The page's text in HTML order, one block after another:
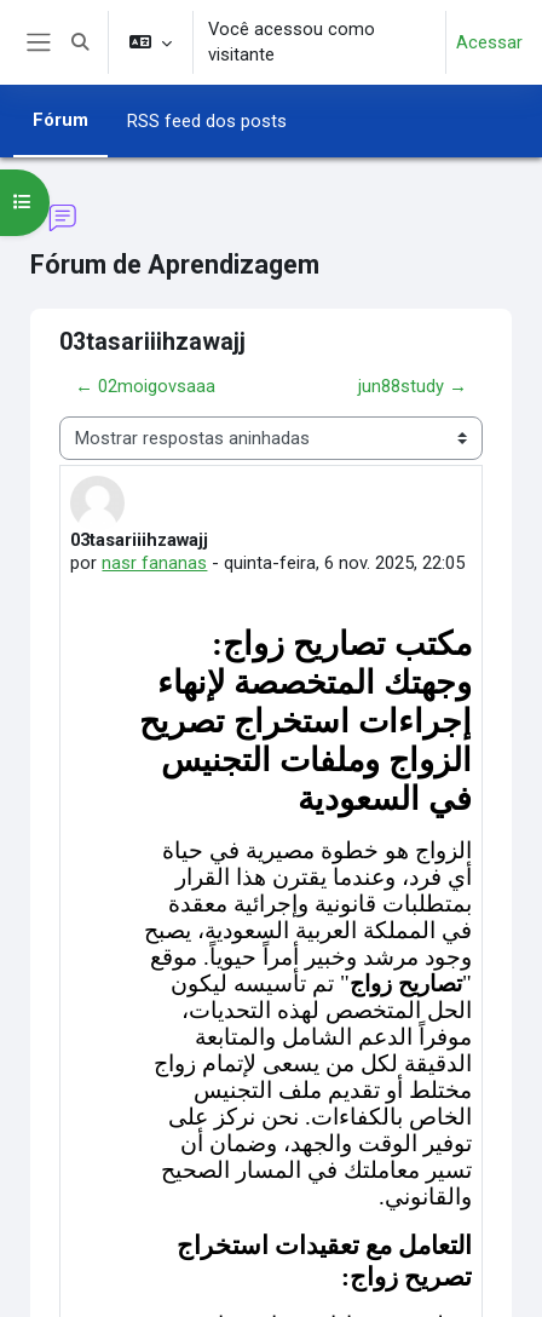
Ir para o conteúdo principal
Alternar entrada de pesquisa
Você acessou como
visitante
Acessar
Fórum RSS feed dos posts
Fórum de Aprendizagem
Abrir índice do curso
03tasariiihzawajj
← 02moigovsaaa jun88study →
Modo de visualização
03tasariiihzawajj
pornasr fananas -quinta-feira, 6 nov. 2025, 22:05
Número de respostas: 0
مكتب تصاريح زواج:
وجهتك المتخصصة لإنهاء
إجراءات استخراج تصريح
الزواج وملفات التجنيس
في السعودية
الزواج هو خطوة مصيرية في حياة
أي فرد، وعندما يقترن هذا القرار
بمتطلبات قانونية وإجرائية معقدة
في المملكة العربية السعودية، يصبح
وجود مرشد وخبير أمراً حيوياً. موقع
"تصاريح زواج" تم تأسيسه ليكون
الحل المتخصص لهذه التحديات،
موفراً الدعم الشامل والمتابعة
الدقيقة لكل من يسعى لإتمام زواج
مختلط أو تقديم ملف التجنيس
الخاص بالكفاءات. نحن نركز على
توفير الوقت والجهد، وضمان أن
تسير معاملتك في المسار الصحيح
والقانوني.
التعامل مع تعقيدات استخراج
تصريح زواج: